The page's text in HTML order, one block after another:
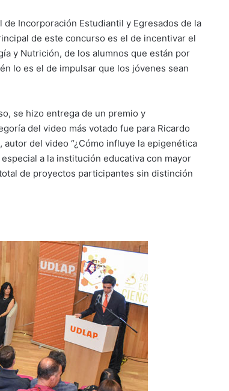
Incorporación Estudiantil y Egresados de la
de este concurso es el de incentivar el
y Nutrición, de los alumnos que están por
lo es el de impulsar que los jóvenes sean
se hizo entrega de un premio y
del video más votado fue para Ricardo
del video “¿Cómo influye la epigenética
a la institución educativa con mayor
de proyectos participantes sin distinción